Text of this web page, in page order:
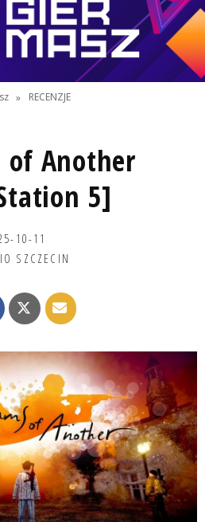
» RECENZJE
of Another
5]
10-11
SZCZECIN